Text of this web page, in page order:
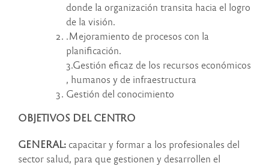
donde la organización transita hacia el logro
de la visión.
.Mejoramiento de procesos con la
planificación.
3.Gestión eficaz de los recursos económicos
, humanos y de infraestructura
Gestión del conocimiento
OBJETIVOS DEL CENTRO
GENERAL: capacitar y formar a los profesionales del
sector salud, para que gestionen y desarrollen el